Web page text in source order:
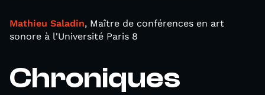
Mathieu Saladin, Maître de conférences en art
sonore à l'Université Paris 8
Chroniques